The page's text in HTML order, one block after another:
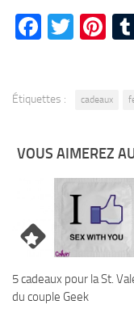
Étiquettes : cadeaux
VOUS AIMEREZ
5 cadeaux pour la St.
du couple Geek